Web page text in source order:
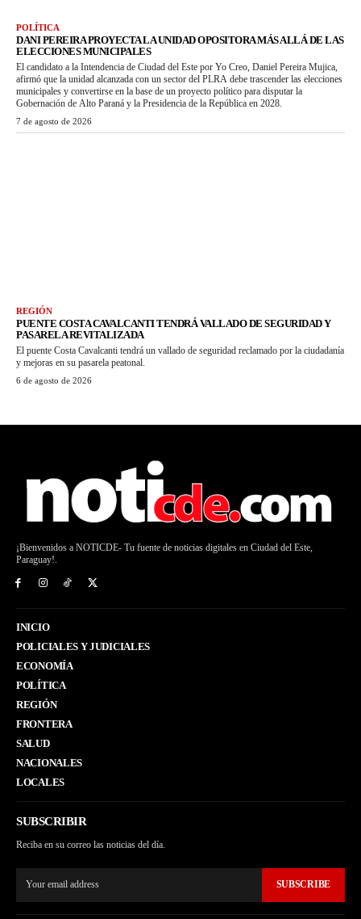
POLÍTICA
DANI PEREIRA PROYECTA LA UNIDAD OPOSITORA MÁS ALLÁ DE LAS
ELECCIONES MUNICIPALES
El candidato a la Intendencia de Ciudad del Este por Yo Creo, Daniel Pereira Mujica,
afirmó que la unidad alcanzada con un sector del PLRA debe trascender las elecciones
municipales y convertirse en la base de un proyecto político para disputar la
Gobernación de Alto Paraná y la Presidencia de la República en 2028.
7 de agosto de 2026
REGIÓN
PUENTE COSTA CAVALCANTI TENDRÁ VALLADO DE SEGURIDAD Y
PASARELA REVITALIZADA
El puente Costa Cavalcanti tendrá un vallado de seguridad reclamado por la ciudadanía
y mejoras en su pasarela peatonal.
6 de agosto de 2026
¡Bienvenidos a NOTICDE- Tu fuente de noticias digitales en Ciudad del Este,
Paraguay!.
INICIO
POLICIALES Y JUDICIALES
ECONOMÍA
POLÍTICA
REGIÓN
FRONTERA
SALUD
NACIONALES
LOCALES
SUBSCRIBIR
Reciba en su correo las noticias del día.
SUBSCRIBE